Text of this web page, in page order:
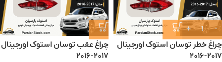
چراغ خطر توسان استوک اورجینال
۲۰۱۷-۲۰۱۶
چراغ عقب توسان استوک اورجینال
۲۰۱۷-۲۰۱۶